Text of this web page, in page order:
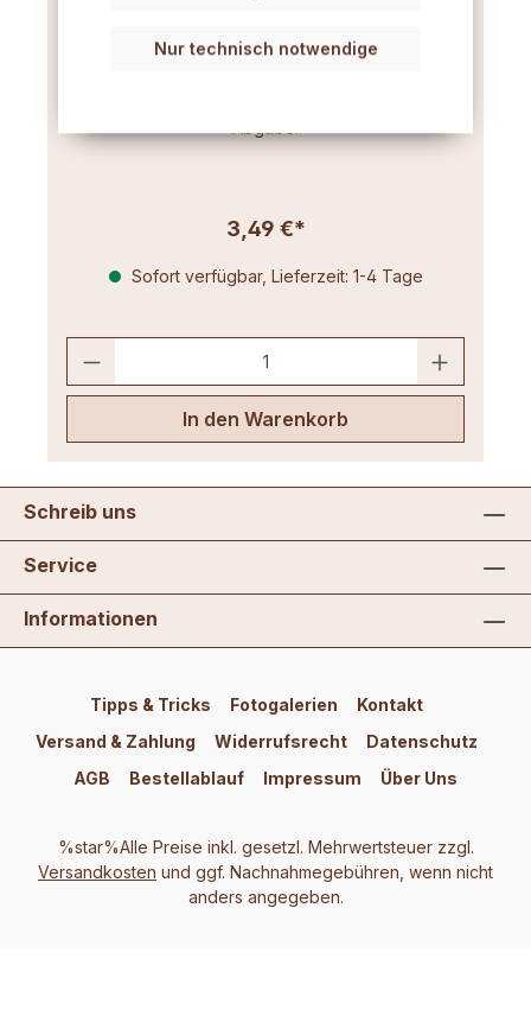
3,49 €*
Sofort verfügbar, Lieferzeit: 1-4 Tage
In den Warenkorb
Schreib uns
Service
Informationen
Tipps & Tricks Fotogalerien
Kontakt
Versand & Zahlung
Widerrufsrecht
Datenschutz
AGB
Bestellablauf Impressum Über Uns
%star%Alle Preise inkl. gesetzl. Mehrwertsteuer zzgl.
Versandkosten und ggf. Nachnahmegebühren, wenn nicht
anders angegeben.
Nur technisch notwendige